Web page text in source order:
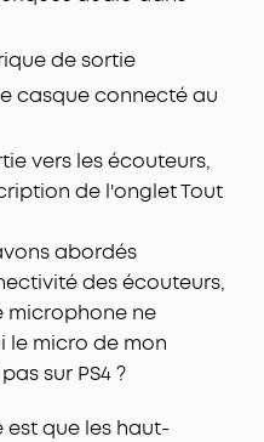
de sortie
casque connecté au
vers les écouteurs,
de l'onglet Tout
abordés
des écouteurs,
microphone ne
le micro de mon
sur PS4 ?
est que les haut-